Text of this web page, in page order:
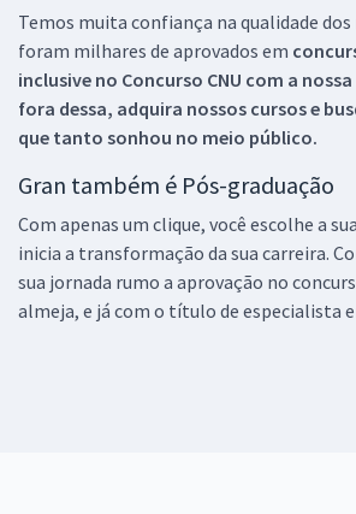
Temos muita confiança na qualidade
foram milhares de aprovados em
inclusive no Concurso CNU com a
fora dessa, adquira nossos cursos e
que tanto sonhou no meio público.
Gran também é Pós-graduação
Com apenas um clique, você escolhe a
inicia a transformação da sua carreira.
sua jornada rumo a aprovação no
almeja, e já com o título de especialista